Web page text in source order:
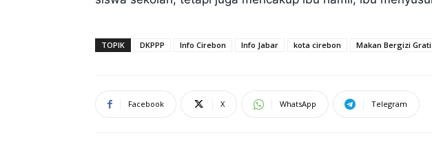
TOPIK DKPPP Info Cirebon Info Jabar kota cirebon Makan Bergizi
Facebook X WhatsApp Telegram